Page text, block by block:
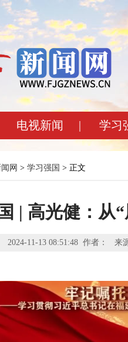
电视新闻 | 学习
网 > 学习强国 > 正文
| 高光健：从
2024-11-13 08:51:48 作者：